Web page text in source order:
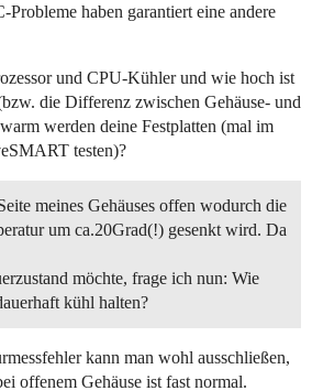
Probleme haben garantiert eine andere
und CPU-Kühler und wie hoch ist
die Differenz zwischen Gehäuse- und
werden deine Festplatten (mal im
testen)?
meines Gehäuses offen wodurch die
um ca.20Grad(!) gesenkt wird. Da
möchte, frage ich nun: Wie
kühl halten?
kann man wohl ausschließen,
offenem Gehäuse ist fast normal.